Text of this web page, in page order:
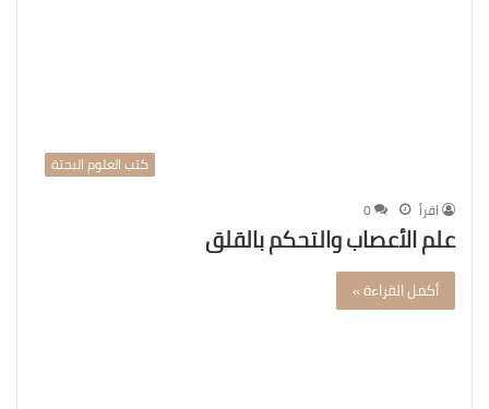
كتب العلوم البحتة
اقرأ
0
علم الأعصاب والتحكم بالقلق
أكمل القراءة »